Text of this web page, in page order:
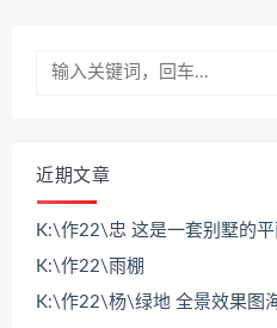
近期文章
K:\作22\忠 这是一套别墅的平
K:\作22\雨棚
K:\作22\杨\绿地 全景效果图